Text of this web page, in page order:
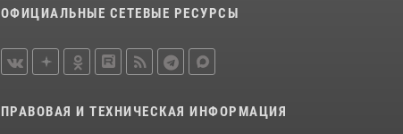
По горячим следам задержали
челябинские росгвардейцы
На Южном Урале продолжается акция
ОФИЦИАЛЬНЫЕ СЕТЕВЫЕ РЕСУРСЫ
ПРАВОВАЯ И ТЕХНИЧЕСКАЯ ИНФОРМАЦИЯ